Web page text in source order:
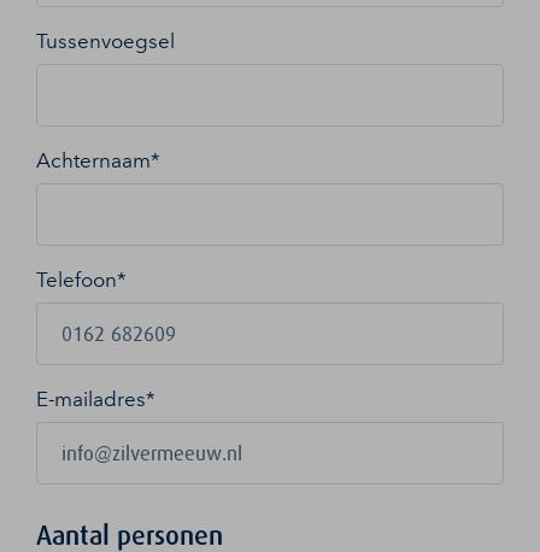
Tussenvoegsel
Achternaam*
Telefoon*
E-mailadres*
Aantal personen